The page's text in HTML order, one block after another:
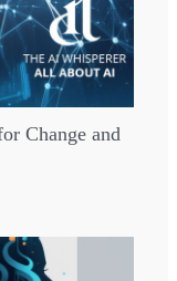
Change and